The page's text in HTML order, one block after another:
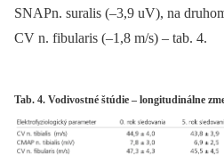
SNAPn. suralis (–3,9 uV), na
CV n. fibularis (–1,8 m/s) –⁠ tab. 4.
Tab. 4. Vodivostné štúdie – longitudinálne